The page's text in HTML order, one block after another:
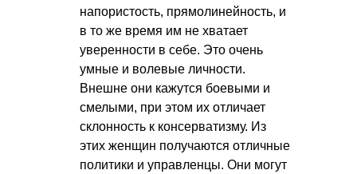
напористость, прямолинейность, и
в то же время им не хватает
уверенности в себе. Это очень
умные и волевые личности.
Внешне они кажутся боевыми и
смелыми, при этом их отличает
склонность к консерватизму. Из
этих женщин получаются отличные
политики и управленцы. Они могут